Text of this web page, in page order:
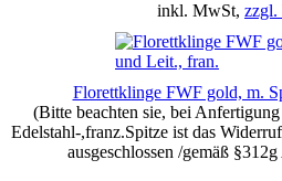
inkl. MwSt, zzgl.
Florettklinge FWF gold, m.
(Bitte beachten sie, bei
Edelstahl-,franz.Spitze ist das
ausgeschlossen /gemäß